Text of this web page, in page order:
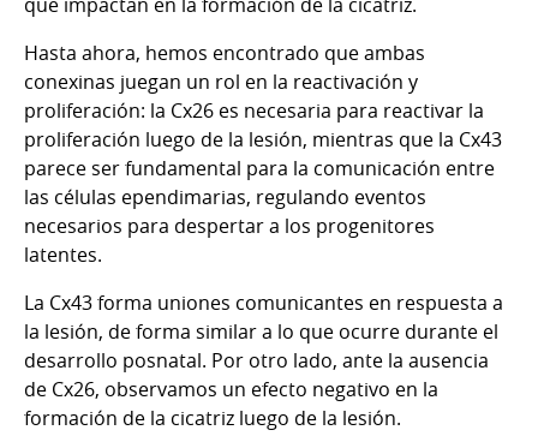
Hasta ahora, hemos encontrado que ambas
conexinas juegan un rol en la reactivación y
proliferación: la Cx26 es necesaria para reactivar la
proliferación luego de la lesión, mientras que la Cx43
parece ser fundamental para la comunicación entre
las células ependimarias, regulando eventos
necesarios para despertar a los progenitores
latentes.
La Cx43 forma uniones comunicantes en respuesta a
la lesión, de forma similar a lo que ocurre durante el
desarrollo posnatal. Por otro lado, ante la ausencia
de Cx26, observamos un efecto negativo en la
formación de la cicatriz luego de la lesión.